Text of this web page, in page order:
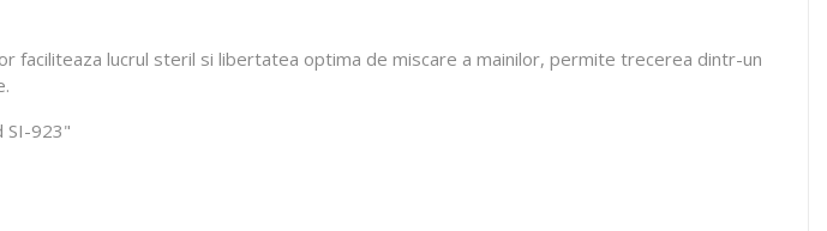
faciliteaza lucrul steril si libertatea optima de miscare a mainilor, permite trecerea dintr-un
SI-923"